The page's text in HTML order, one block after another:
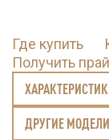
Где купить
Получить
ДРУГИЕ